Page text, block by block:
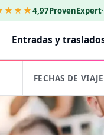
4,97ProvenExpert·
Entradas y
FECHAS DE VIAJE